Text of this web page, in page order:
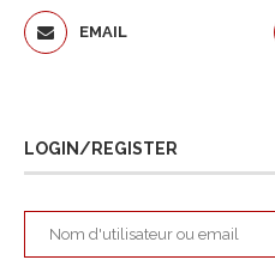
EMAIL
LOGIN/REGISTER